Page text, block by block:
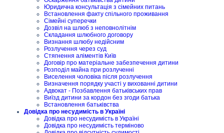
Юридична консультація з сімейних питань
Встановлення факту спільного проживання
Сімейні суперечки
Дозвіл на шлюб з неповнолітнім
Складання шлюбного договору
Визнання шлюбу недійсним
Розлучення через суд
Стягнення аліментів Київ
Договір про матеріальне забезпечення дитини
Розподіл майна при розлученні
Виселення чоловіка після розлучення
Визначення порядку участі у вихованні дитини
Адвокат - Позбавлення батьківських прав
Виїзд дитини за кордон без згоди батька
Встановлення батьківства
Довідка про несудимість в Україні
Довідка про несудимість в Україні
Довідка про несудимість терміново